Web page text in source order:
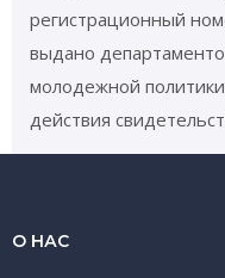
регистрационный
выдано
молодежной
действия
О НАС